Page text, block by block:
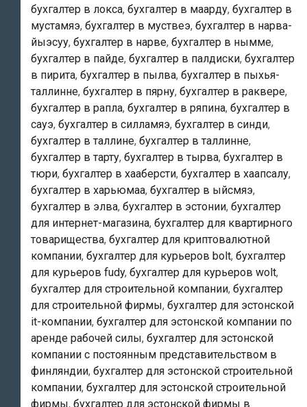
и
«бухгалтерские
услуги
в
эстонии»
!
бухгалтер в локса, бухгалтер в маарду, бухгалтер в
мустамяэ, бухгалтер в муствеэ, бухгалтер в нарва-
йыэсуу, бухгалтер в нарве, бухгалтер в нымме,
бухгалтер в пайде, бухгалтер в палдиски, бухгалтер
в пирита, бухгалтер в пылва, бухгалтер в пыхья-
таллинне, бухгалтер в пярну, бухгалтер в раквере,
бухгалтер в рапла, бухгалтер в ряпина, бухгалтер в
сауэ, бухгалтер в силламяэ, бухгалтер в синди,
бухгалтер в таллине, бухгалтер в таллинне,
бухгалтер в тарту, бухгалтер в тырва, бухгалтер в
тюри, бухгалтер в хааберсти, бухгалтер в хаапсалу,
бухгалтер в харьюмаа, бухгалтер в ыйсмяэ,
бухгалтер в элва, бухгалтер в эстонии, бухгалтер
для интернет-магазина, бухгалтер для квартирного
товарищества, бухгалтер для криптовалютной
компании, бухгалтер для курьеров bolt, бухгалтер
для курьеров fudy, бухгалтер для курьеров wolt,
бухгалтер для строительной компании, бухгалтер
для строительной фирмы, бухгалтер для эстонской
it-компании, бухгалтер для эстонской компании по
аренде рабочей силы, бухгалтер для эстонской
компании с постоянным представительством в
финляндии, бухгалтер для эстонской строительной
компании, бухгалтер для эстонской строительной
фирмы, бухгалтер для эстонской фирмы в